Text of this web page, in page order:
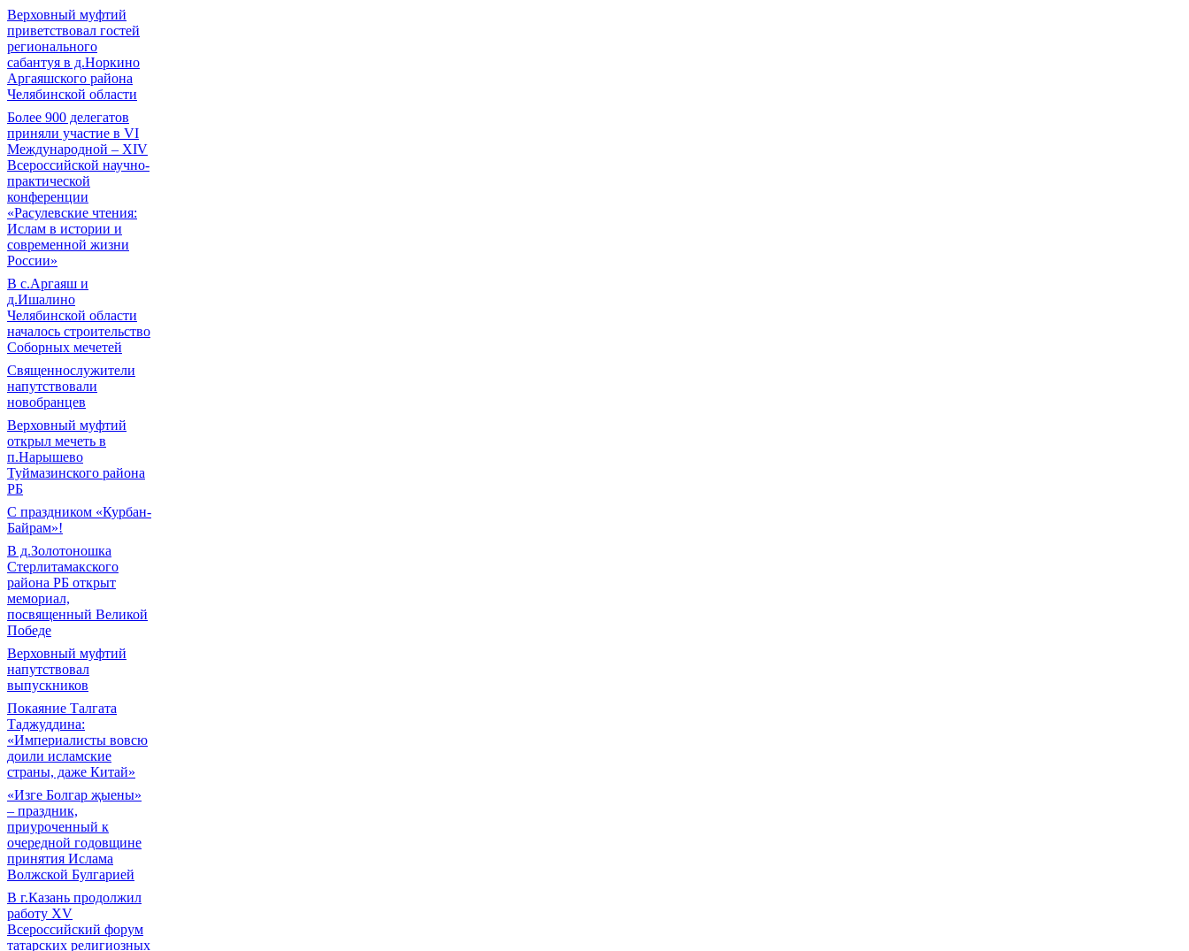
Верховный муфтий
приветствовал гостей
регионального
сабантуя в д.Норкино
Аргаяшского района
Челябинской области
Более 900 делегатов
приняли участие в VI
Международной – ХIV
Всероссийской научно-
практической
конференции
«Расулевские чтения:
Ислам в истории и
современной жизни
России»
В с.Аргаяш и
д.Ишалино
Челябинской области
началось строительство
Соборных мечетей
Священнослужители
напутствовали
новобранцев
Верховный муфтий
открыл мечеть в
п.Нарышево
Туймазинского района
РБ
С праздником «Курбан-
Байрам»!
В д.Золотоношка
Стерлитамакского
района РБ открыт
мемориал,
посвященный Великой
Победе
Верховный муфтий
напутствовал
выпускников
Покаяние Талгата
Таджуддина:
«Империалисты вовсю
доили исламские
страны, даже Китай»
«Изге Болгар җыены»
– праздник,
приуроченный к
очередной годовщине
принятия Ислама
Волжской Булгарией
В г.Казань продолжил
работу XV
Всероссийский форум
татарских религиозных